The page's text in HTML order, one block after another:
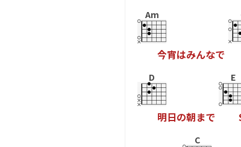
Am
今宵はみんなで
D
明日の朝まで
E
C